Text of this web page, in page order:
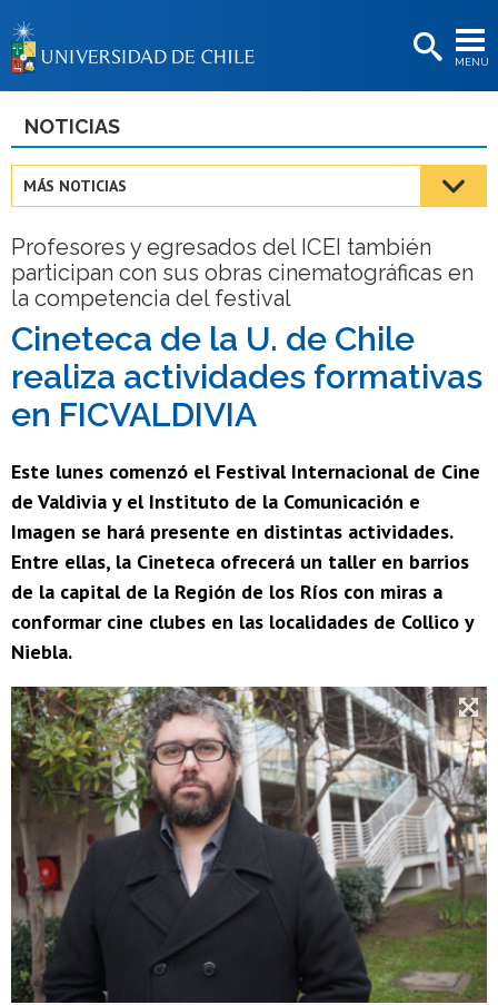
MENÚ
BIBLIOTECAS
Estudiantes
Académicas/os
Funcionarias/os
Egresadas/os
NOTICIAS
MÁS NOTICIAS
Profesores y egresados del ICEI también
participan con sus obras cinematográficas en
la competencia del festival
Cineteca de la U. de Chile
realiza actividades formativas
en FICVALDIVIA
Este lunes comenzó el Festival Internacional de Cine
de Valdivia y el Instituto de la Comunicación e
Imagen se hará presente en distintas actividades.
Entre ellas, la Cineteca ofrecerá un taller en barrios
de la capital de la Región de los Ríos con miras a
conformar cine clubes en las localidades de Collico y
Niebla.